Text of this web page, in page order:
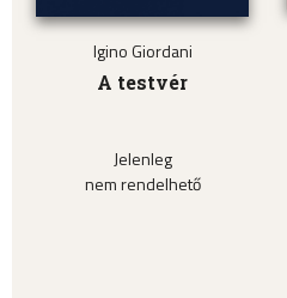
Igino Giordani
A testvér
Jelenleg
nem rendelhető